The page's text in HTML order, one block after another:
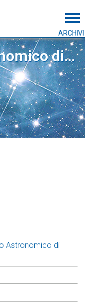
ARCHIVI
Osservatorio Astronomico di Capodimonte
Astronomico di